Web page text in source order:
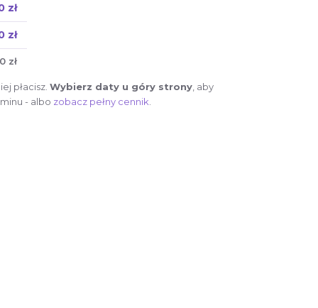
zł
zł
zł
płacisz. Wybierz daty u góry strony , aby
- albo zobacz pełny cennik